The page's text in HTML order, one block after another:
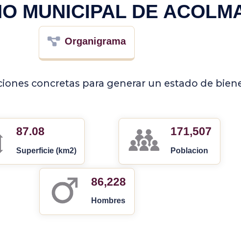
MUNICIPAL DE
Organigrama
concretas para generar un estado de
87.08
Superficie (km2)
171,507
Poblacion
86,228
Hombres